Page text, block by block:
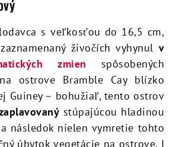
s veľkosťou do 16,5 cm,
zaznamenaný živočích vyhynul v
zmien spôsobených
ostrove Bramble Cay blízko
Guiney – bohužiaľ, tento ostrov
stúpajúcou hladinou
následok nielen vymretie tohto
úbytok vegetácie na ostrove. I